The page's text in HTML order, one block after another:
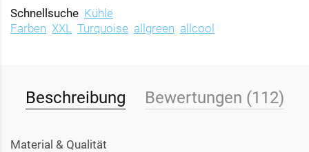
Schnellsuche Kühle
Farben XXL Turquoise allgreen allcool
Beschreibung Bewertungen (112)
Material & Qualität